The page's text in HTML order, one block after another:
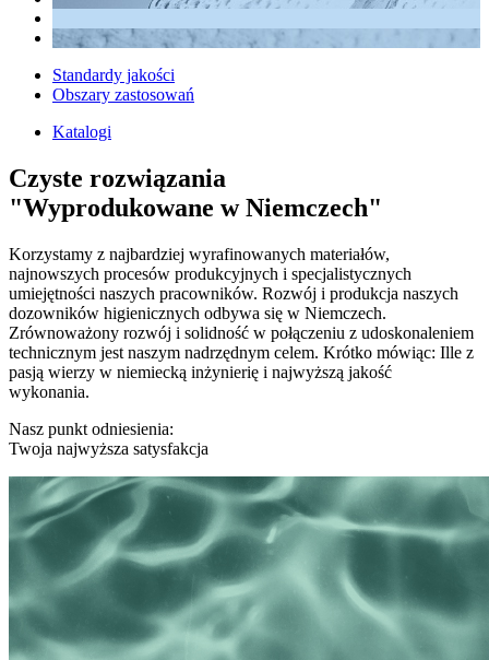
Standardy jakości
Obszary zastosowań
Katalogi
Czyste rozwiązania
"Wyprodukowane w Niemczech"
Korzystamy z najbardziej wyrafinowanych materiałów,
najnowszych procesów produkcyjnych i specjalistycznych
umiejętności naszych pracowników. Rozwój i produkcja naszych
dozowników higienicznych odbywa się w Niemczech.
Zrównoważony rozwój i solidność w połączeniu z udoskonaleniem
technicznym jest naszym nadrzędnym celem. Krótko mówiąc: Ille z
pasją wierzy w niemiecką inżynierię i najwyższą jakość
wykonania.
Nasz punkt odniesienia:
Twoja najwyższa satysfakcja